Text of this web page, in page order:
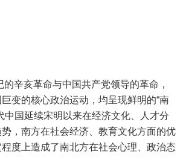
辛亥革命与中国共产党领导的革命，
变的核心政治运动，均呈现鲜明的“南
中国延续宋明以来在经济文化、人才分
，南方在社会经济、教育文化方面的优
度上造成了南北方在社会心理、政治态